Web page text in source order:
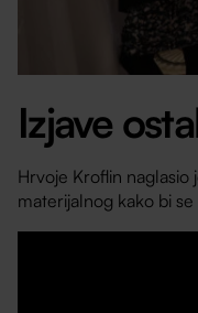
Izjave
Hrvoje Kroflin
materijalnog kako bi